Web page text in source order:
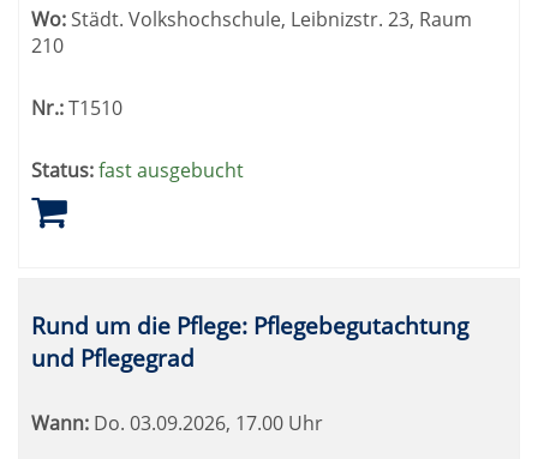
Wo:Städt. Volkshochschule, Leibnizstr. 23, Raum
210
Nr.:T1510
Status:fast ausgebucht
Rund um die Pflege: Pflegebegutachtung
und Pflegegrad
Wann: Do. 03.09.2026, 17.00 Uhr